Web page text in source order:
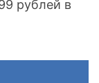
рублей в